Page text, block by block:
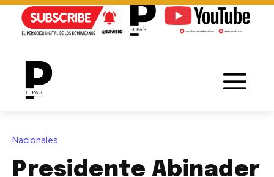
Nacionales
Presidente Abinader